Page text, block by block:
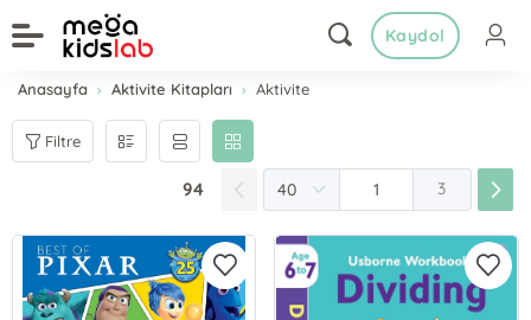
Kaydol
Anasayfa Aktivite Kitapları Aktivite
Filtre
94 3